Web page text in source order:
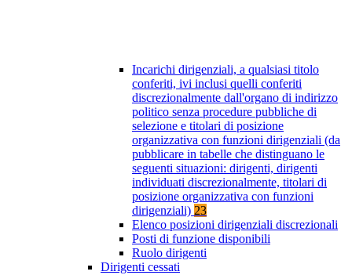
Incarichi dirigenziali, a qualsiasi titolo
conferiti, ivi inclusi quelli conferiti
discrezionalmente dall'organo di indirizzo
politico senza procedure pubbliche di
selezione e titolari di posizione
organizzativa con funzioni dirigenziali (da
pubblicare in tabelle che distinguano le
seguenti situazioni: dirigenti, dirigenti
individuati discrezionalmente, titolari di
posizione organizzativa con funzioni
dirigenziali) 23
Elenco posizioni dirigenziali discrezionali
Posti di funzione disponibili
Ruolo dirigenti
Dirigenti cessati